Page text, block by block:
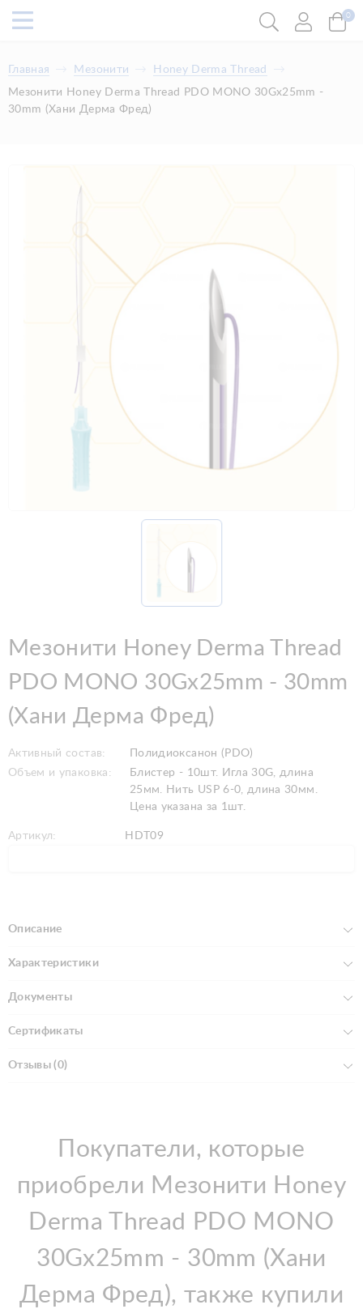
0
Главная Мезонити
Honey Derma Thread
Мезонити Honey Derma Thread PDO MONO 30Gx25mm -
30mm (Хани Дерма Фред)
Мезонити Honey Derma Thread
PDO MONO 30Gx25mm - 30mm
(Хани Дерма Фред)
Активный состав:
Полидиоксанон (PDO)
Объем и упаковка:
Блистер - 10шт. Игла 30G, длина
25мм. Нить USP 6-0, длина 30мм.
Цена указана за 1шт.
Артикул: HDT09
Описание
Характеристики
Документы
Сертификаты
Отзывы (0)
Покупатели, которые
приобрели Мезонити Honey
Derma Thread PDO MONO
30Gx25mm - 30mm (Хани
Дерма Фред), также купили